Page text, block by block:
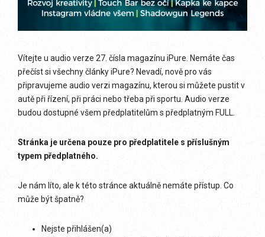
Vítejte u audio verze 27. čísla magazínu iPure. Nemáte čas
přečíst si všechny články iPure? Nevadí, nově pro vás
připravujeme audio verzi magazínu, kterou si můžete pustit v
autě při řízení, při práci nebo třeba při sportu. Audio verze
budou dostupné všem předplatitelům s předplatným FULL.
Stránka je určena pouze pro předplatitele s příslušným
typem předplatného.
Je nám líto, ale k této stránce aktuálně nemáte přístup. Co
může být špatně?
Nejste přihlášen(a)